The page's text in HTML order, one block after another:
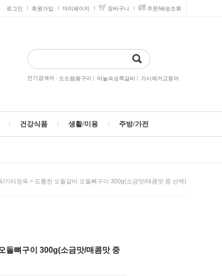
로그인 회원가입 마이페이지 장바구니 주문/배송조회
인기검색어 : 도드람왕구이 | 마늘숙성쪽갈비 | 가시제거고등어
건강식품 생활/미용 주방/가전
/기타정육 > 도톰한 오돌갈비 오돌뼈구이 300g(소금맛/매콤맛 중 선택)
돌뼈구이 300g(소금맛/매콤맛 중